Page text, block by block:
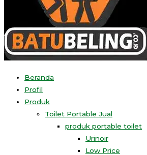
Beranda
Profil
Produk
Toilet Portable Jual
produk portable toilet
Urinoir
Low Price